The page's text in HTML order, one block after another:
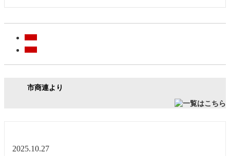
市商連より
2025.10.27